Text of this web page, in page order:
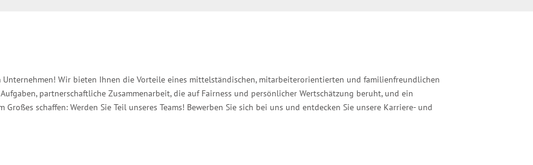
Unternehmen! Wir bieten Ihnen die Vorteile eines mittelständischen, mitarbeiterorientierten und familienfreundlichen
partnerschaftliche Zusammenarbeit, die auf Fairness und persönlicher Wertschätzung beruht, und ein
schaffen: Werden Sie Teil unseres Teams! Bewerben Sie sich bei uns und entdecken Sie unsere Karriere- und
dabei?